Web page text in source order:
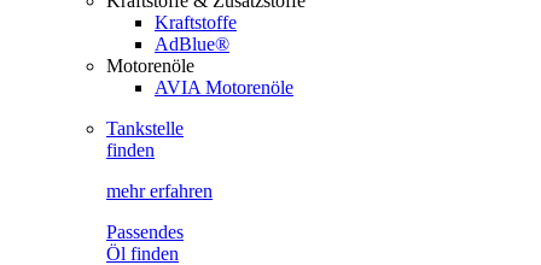
Kraftstoffe
AdBlue®
Motorenöle
AVIA Motorenöle
Tankstelle
finden
mehr erfahren
Passendes
Öl finden